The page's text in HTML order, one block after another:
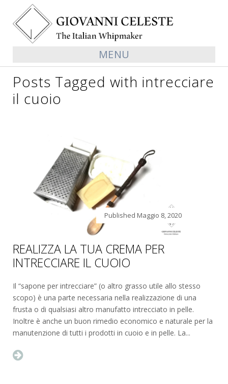
MENU
Posts Tagged with intrecciare
il cuoio
Published Maggio 8, 2020
REALIZZA LA TUA CREMA PER
INTRECCIARE IL CUOIO
Il “sapone per intrecciare” (o altro grasso utile allo stesso
scopo) è una parte necessaria nella realizzazione di una
frusta o di qualsiasi altro manufatto intrecciato in pelle.
Inoltre è anche un buon rimedio economico e naturale per la
manutenzione di tutti i prodotti in cuoio e in pelle. La...